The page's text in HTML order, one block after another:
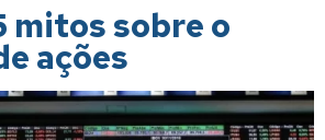
mitos sobre o
ações